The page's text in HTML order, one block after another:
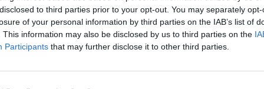
to third parties prior to your opt-out. You may separately
of your personal information by third parties on the IAB’s list of
This information may also be disclosed by us to third parties on the
Participants that may further disclose it to other third parties.
– spiega Paolo Gradnik, presidente
Banco Farmaceutico onlus – siamo
con sempre maggior efficacia
che giungono da grandi organizzazioni